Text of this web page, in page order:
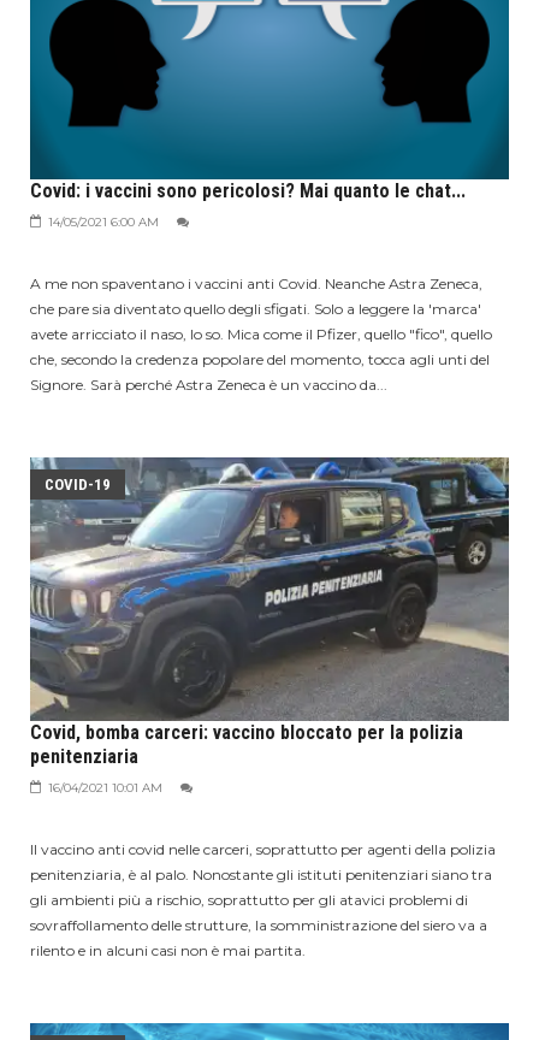
Covid: i vaccini sono pericolosi? Mai quanto le chat...
14/05/2021 6:00 AM
A me non spaventano i vaccini anti Covid. Neanche Astra Zeneca,
che pare sia diventato quello degli sfigati. Solo a leggere la 'marca'
avete arricciato il naso, lo so. Mica come il Pfizer, quello "fico", quello
che, secondo la credenza popolare del momento, tocca agli unti del
Signore. Sarà perché Astra Zeneca è un vaccino da...
COVID-19
Covid, bomba carceri: vaccino bloccato per la polizia
penitenziaria
16/04/2021 10:01 AM
Il vaccino anti covid nelle carceri, soprattutto per agenti della polizia
penitenziaria, è al palo. Nonostante gli istituti penitenziari siano tra
gli ambienti più a rischio, soprattutto per gli atavici problemi di
sovraffollamento delle strutture, la somministrazione del siero va a
rilento e in alcuni casi non è mai partita.